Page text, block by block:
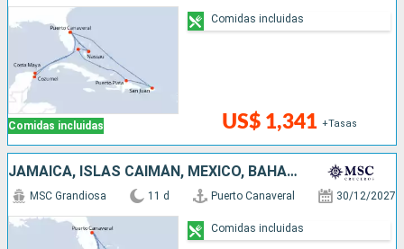
Comidas incluidas US$ 1,341 +Tasas
Comidas incluidas
JAMAICA, ISLAS CAIMÁN, MÉXICO, BAHAMAS, ESTADOS UNIDOS
MSC Grandiosa 11 d Puerto Canaveral 30/12/2027
Comidas incluidas